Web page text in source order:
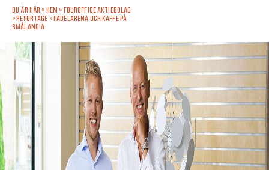
DU ÄR HÄR » HEM » FOUROFFICE AKTIEBOLAG
» REPORTAGE » PADELARENA OCH KAFFE PÅ
SMÅLANDIA